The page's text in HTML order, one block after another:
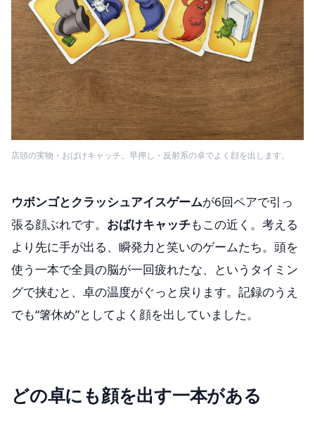
店頭の実物・おばけキャッチ。早押し・反射系の卓でよく顔を出します。
ウボンゴとクラッシュアイスゲームが6回ペアで引っ
張る顔ぶれです。 おばけキャッチもこの近く。考える
より先に手が出る、瞬発力と笑いのゲームたち。頭を
使う一本で全員の脳が一回疲れたな、というタイミン
グで挟むと、卓の温度がぐっと戻ります。記録のうえ
でも“箸休め”としてよく顔を出していました。
どの卓にも顔を出す一本がある